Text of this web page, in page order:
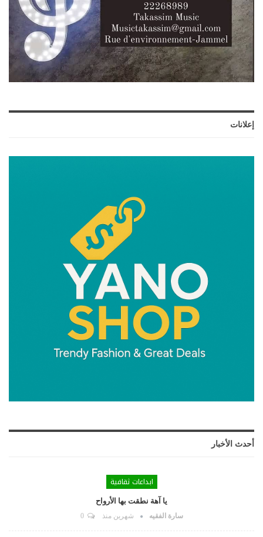
إعلانات
أحدث الأخبار
ابداعات ثقافية
يا آهة نطقت بها الأرواح
سارة الفقيه شهرين منذ 0